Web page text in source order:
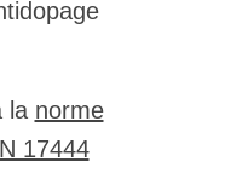
la norme
17444